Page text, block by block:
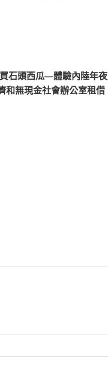
石頭西瓜—體驗內陸年夜
和無現金社會辦公室租借